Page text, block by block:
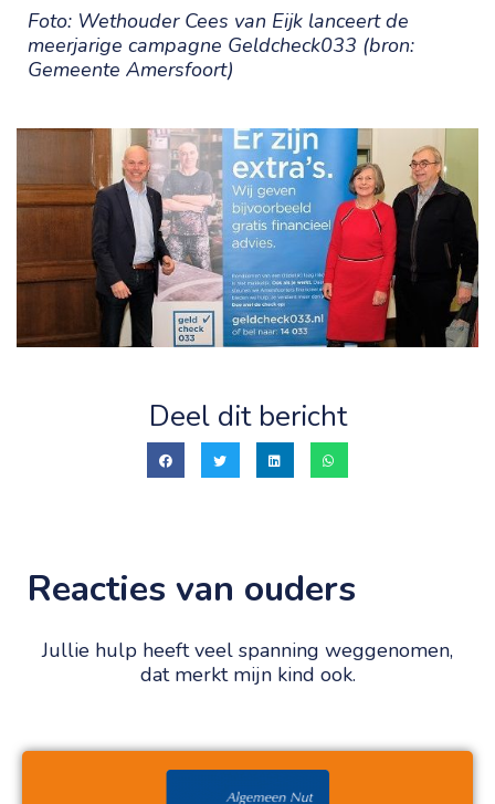
Foto: Wethouder Cees van Eijk lanceert de
meerjarige campagne Geldcheck033 (bron:
Gemeente Amersfoort)
Deel dit bericht
Reacties van ouders
Jullie hulp heeft veel spanning weggenomen,
dat merkt mijn kind ook.